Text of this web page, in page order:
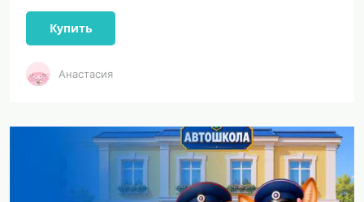
Купить
Анастасия